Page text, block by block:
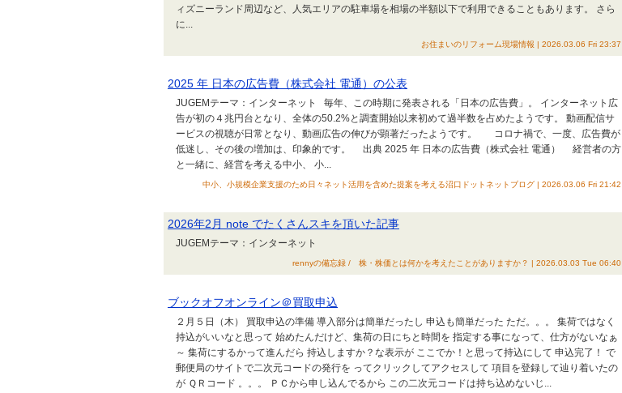
ィズニーランド周辺など、人気エリアの駐車場を相場の半額以下で利用できることもあります。 さら
に...
お住まいのリフォーム現場情報 | 2026.03.06 Fri 23:37
2025 年 日本の広告費（株式会社 電通）の公表
JUGEMテーマ：インターネット 毎年、この時期に発表される「日本の広告費」。 インターネット広
告が初の４兆円台となり、全体の50.2%と調査開始以来初めて過半数を占めたようです。 動画配信サ
ービスの視聴が日常となり、動画広告の伸びが顕著だったようです。 コロナ禍で、一度、広告費が
低迷し、その後の増加は、印象的です。 出典 2025 年 日本の広告費（株式会社 電通） 経営者の方
と一緒に、経営を考える中小、 小...
中小、小規模企業支援のため日々ネット活用を含めた提案を考える沼口ドットネットブログ | 2026.03.06 Fri 21:42
2026年2月 note でたくさんスキを頂いた記事
JUGEMテーマ：インターネット
rennyの備忘録 / 株・株価とは何かを考えたことがありますか？ | 2026.03.03 Tue 06:40
ブックオフオンライン＠買取申込
２月５日（木） 買取申込の準備 導入部分は簡単だったし 申込も簡単だった ただ。。。 集荷ではなく
持込がいいなと思って 始めたんだけど、集荷の日にちと時間を 指定する事になって、仕方がないなぁ
～ 集荷にするかって進んだら 持込しますか？な表示が ここでか！と思って持込にして 申込完了！ で
郵便局のサイトで二次元コードの発行を ってクリックしてアクセスして 項目を登録して辿り着いたの
が ＱＲコード 。。。 ＰＣから申し込んでるから この二次元コードは持ち込めないじ...